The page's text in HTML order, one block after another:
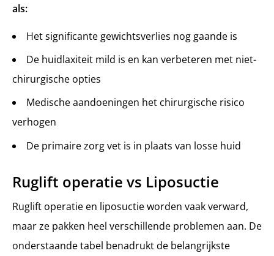
als:
Het significante gewichtsverlies nog gaande is
De huidlaxiteit mild is en kan verbeteren met niet-
chirurgische opties
Medische aandoeningen het chirurgische risico
verhogen
De primaire zorg vet is in plaats van losse huid
Ruglift operatie vs Liposuctie
Ruglift operatie en liposuctie worden vaak verward,
maar ze pakken heel verschillende problemen aan. De
onderstaande tabel benadrukt de belangrijkste